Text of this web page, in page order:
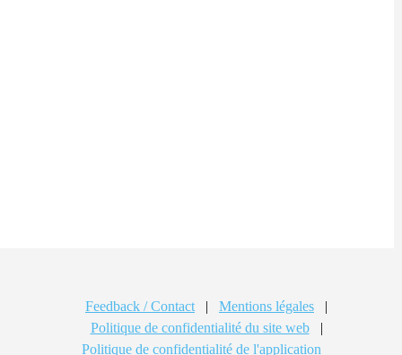
Feedback / Contact | Mentions légales
|
Politique de confidentialité du site web
|
Politique de confidentialité de l'application